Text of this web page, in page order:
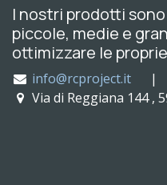
I nostri prodotti
piccole, medie e
ottimizzare le
info@rcproject.it|
Via di Reggiana 144 ,